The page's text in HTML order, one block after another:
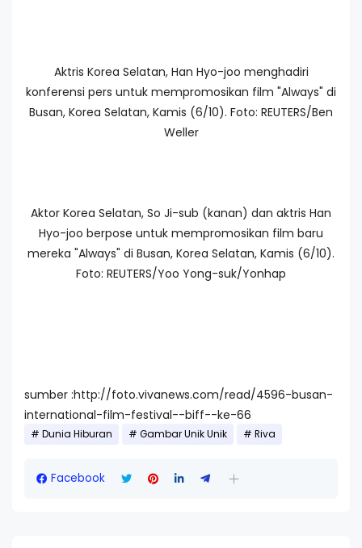
Aktris Korea Selatan, Han Hyo-joo menghadiri
konferensi pers untuk mempromosikan film "Always" di
Busan, Korea Selatan, Kamis (6/10). Foto: REUTERS/Ben
Weller
Aktor Korea Selatan, So Ji-sub (kanan) dan aktris Han
Hyo-joo berpose untuk mempromosikan film baru
mereka "Always" di Busan, Korea Selatan, Kamis (6/10).
Foto: REUTERS/Yoo Yong-suk/Yonhap
sumber :http://foto.vivanews.com/read/4596-busan-
international-film-festival--biff--ke-66
Dunia Hiburan Gambar Unik Unik Riva
Facebook